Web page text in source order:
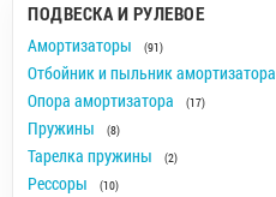
ПОДВЕСКА И РУЛЕВОЕ
Амортизаторы (91)
Отбойник и пыльник амортизатора
Опора амортизатора (17)
Пружины (8)
Тарелка пружины (2)
Рессоры (10)